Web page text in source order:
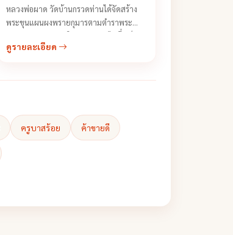
หลวงพ่อผาด วัดบ้านกรวดท่านได้จัดสร้าง
พระขุนแผนผงพรายกุมารตามตำราพระ
ตำราการทำผงวิเศษชั้นสูงขึ้นชื่อมานานแล้ว
ดูรายละเอียด
ครูบาสร้อย ค้าขายดี